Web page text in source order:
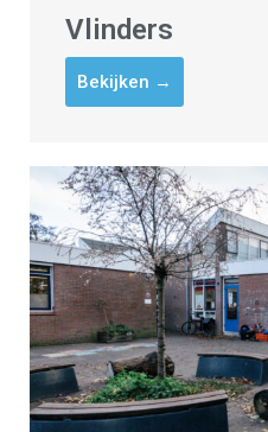
Vlinders
Bekijken →